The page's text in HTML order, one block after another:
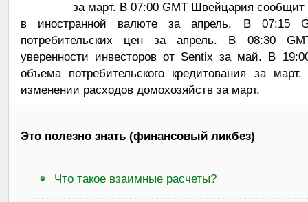
за март. В 07:00 GMT Швейцария
в иностранной валюте за апрель. В 07:15
потребительских цен за апрель. В 08:30
уверенности инвесторов от Sentix за май. В
объема потребительского кредитования за
изменении расходов домохозяйств за март.
Это полезно знать (финансовый ликбез)
Что такое взаимные расчеты?